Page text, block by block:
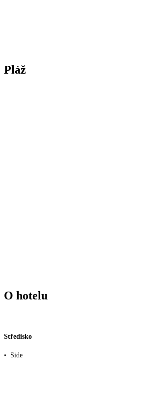
Pláž
O hotelu
Středisko
• Side